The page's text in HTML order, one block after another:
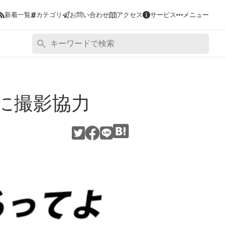
新着一覧#カテゴリ お問い合わせ アクセス サービス メニュー
撮影協力